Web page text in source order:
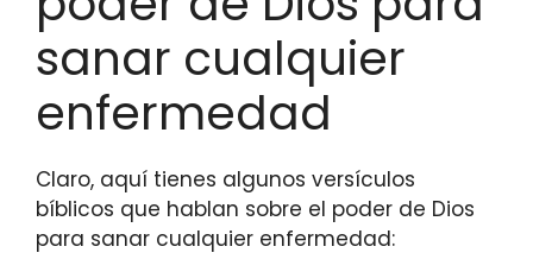
sanar cualquier
enfermedad
Claro, aquí tienes algunos versículos
bíblicos que hablan sobre el poder de Dios
para sanar cualquier enfermedad: